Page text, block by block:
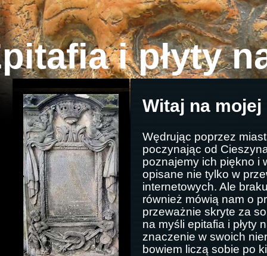
i płyty
Witaj na
Wędrując poprzez
poczynając od
poznajemy ich piękno i
opisane nie tylko w
internetowych. Ale
również mówią nam o
przeważnie skryte za
na myśli epitafia i płyty
znaczenie w swoich
bowiem liczą sobie po